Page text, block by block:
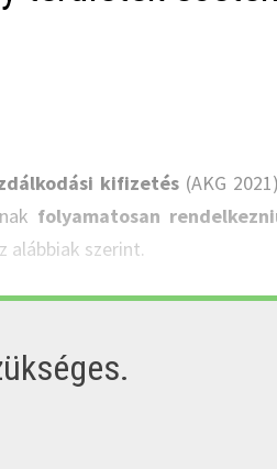
kifizetés(AKG
folyamatosan
alábbiak szerint.